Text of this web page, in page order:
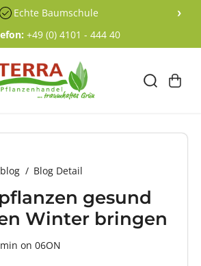
Echte Baumschule ›
+49 (0) 4101 - 444 40
Blog Detail
gesund
Winter bringen
on 06ON